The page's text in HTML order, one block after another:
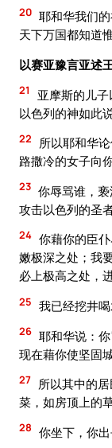
20 耶和华我们
天下万国都知道
以赛亚豫言亚述
21
亚摩斯的儿
以色列的神如此
22
所以耶和华
路撒冷的女子向
23 你辱骂谁，
攻击以色列的圣者
24 你藉你的臣
嫩极深之处；我
必上极高之处，
25 我已经挖井
26 耶和华说：
现在藉你使坚固
27 所以其中的
菜，如房顶上的
28 你坐下，你